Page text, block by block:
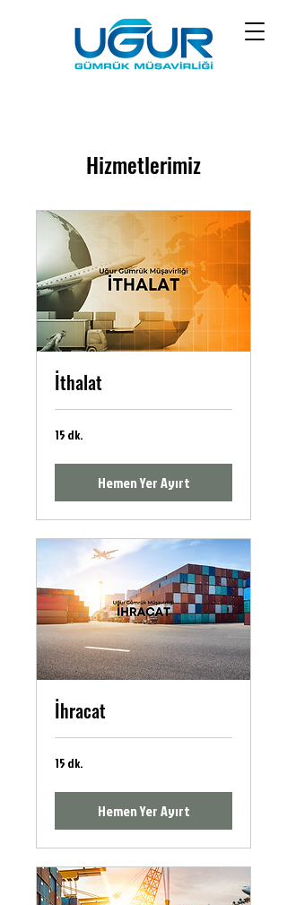
Hizmetlerimiz
İthalat
15 dk.
Hemen Yer Ayırt
İhracat
15 dk.
Hemen Yer Ayırt